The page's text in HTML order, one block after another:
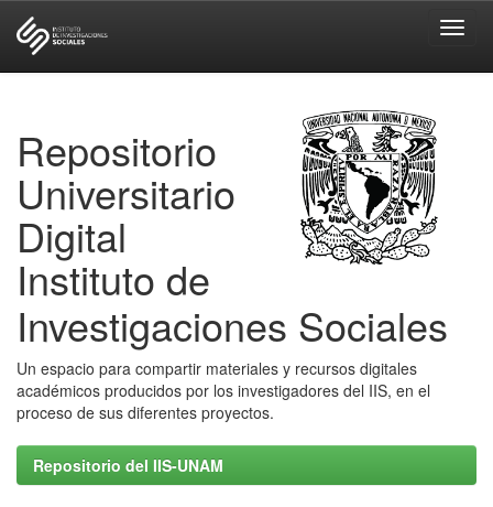
Repositorio
Universitario
Digital
Instituto de
Investigaciones Sociales
Un espacio para compartir materiales y recursos digitales
académicos producidos por los investigadores del IIS, en el
proceso de sus diferentes proyectos.
Repositorio del IIS-UNAM